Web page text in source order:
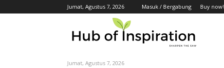
Jumat, Agustus 7, 2026 Masuk / Bergabung Buy now!
Jumat, Agustus 7, 2026